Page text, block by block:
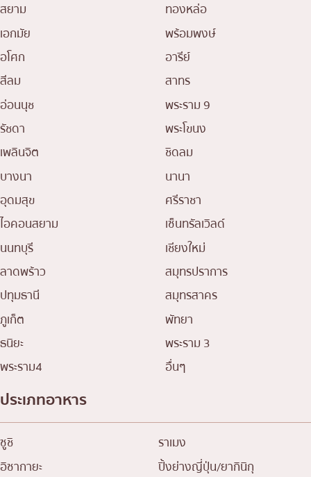
สยาม
ทองหล่อ
เอกมัย
พร้อมพงษ์
อโศก
อารีย์
สีลม
สาทร
อ่อนนุช
พระราม 9
รัชดา
พระโขนง
เพลินจิต
ชิดลม
บางนา
นานา
อุดมสุข
ศรีราชา
ไอคอนสยาม
เซ็นทรัลเวิลด์
นนทบุรี
เชียงใหม่
ลาดพร้าว
สมุทรปราการ
ปทุมธานี
สมุทรสาคร
ภูเก็ต
พัทยา
ธนิยะ
พระราม 3
พระราม4
อื่นๆ
ประเภทอาหาร
ซูชิ
ราเมง
อิซากายะ
ปิ้งย่างญี่ปุ่น/ยากินิกุ